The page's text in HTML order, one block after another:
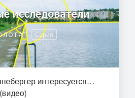
исследователи
Серия
интересуется…